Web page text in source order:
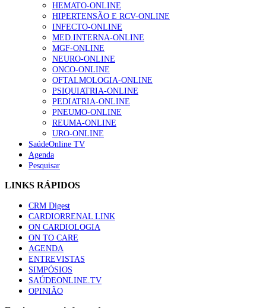
HEMATO-ONLINE
HIPERTENSÃO E RCV-ONLINE
INFECTO-ONLINE
MED.INTERNA-ONLINE
MGF-ONLINE
NEURO-ONLINE
ONCO-ONLINE
OFTALMOLOGIA-ONLINE
PSIQUIATRIA-ONLINE
PEDIATRIA-ONLINE
PNEUMO-ONLINE
REUMA-ONLINE
URO-ONLINE
SaúdeOnline TV
Agenda
Pesquisar
LINKS RÁPIDOS
CRM Digest
CARDIORRENAL LINK
ON CARDIOLOGIA
ON TO CARE
AGENDA
ENTREVISTAS
SIMPÓSIOS
SAÚDEONLINE.TV
OPINIÃO